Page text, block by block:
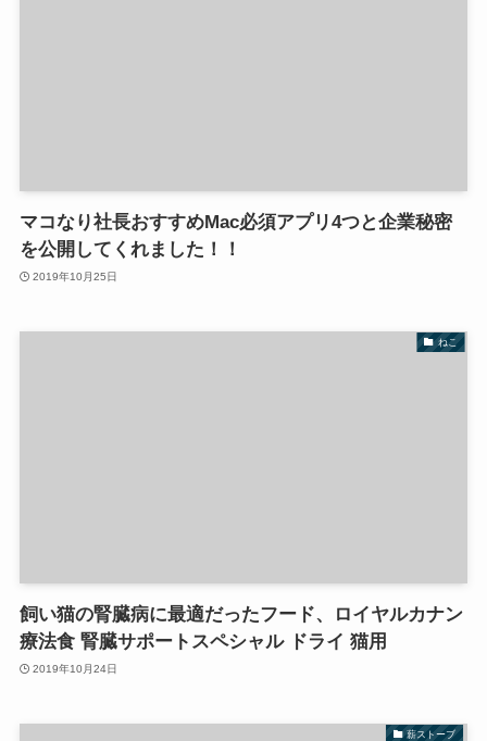
マコなり社長おすすめMac必須アプリ4つと企業秘密
を公開してくれました！！
2019年10月25日
ねこ
飼い猫の腎臓病に最適だったフード、ロイヤルカナン
療法食 腎臓サポートスペシャル ドライ 猫用
2019年10月24日
薪ストーブ